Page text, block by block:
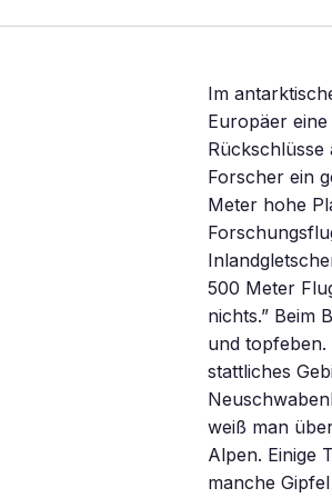
Im antarktischen Eis steckt ein Gebirge so groß wie die Alpen. Ab Herbst wollen Europäer eine Eiskernbohrung in der Antarktis niederbringen. Die Daten sollen Rückschlüsse auf das Erdklima ermöglichen. Bei den Vorbereitungen entdeckten Forscher ein gewaltiges Gebirge. In makellosem Weiß liegt es da, das eisige, rund 3000 Meter hohe Plateau von Dronning Maud Land in der Ost-antarktis. Das deutsche Forschungsflugzeug Polar 2 hat von der provisorischen Piste auf dem riesigen Inlandgletscher abgehoben. Pilot Andreas Knüppel bringt die Dornier DO 228-101 auf 500 Meter Flughöhe. „ Das hat doch was Unglaubliches: unten weiß, oben blau – sonst nichts.” Beim Blick aus der zweimotorigen Maschine wirkt Dronning Maud Land endlos – und topfeben. Ein Trugschluß. Denn der kilometerdicke Eispanzer verdeckt ein stattliches Gebirge. Die ersten Hinweise darauf erbrachte die deutsche Neuschwabenland-Expedition von 1938/39. Doch erst seit Mitte der neunziger Jahre weiß man über dessen Ausmaße wirklich Bescheid: Das Gebirge ist so groß wie die Alpen. Einige Täler dieser antarktischen Alpen reichen bis unter den Meeresspiegel, manche Gipfel steigen auf 3000 Meter über Normalnull. Der Jahrmillionen währende Schneefall hat das wilde Auf und Ab wie mit einem straff gespannten weißen Tuch zugedeckt. Einen Namen hat die im Eis begrabene Entdeckung noch nicht. Doch die Forscher des deutschen Alfred-Wegener-Instituts für Polar- und Meeresforschung (AWI) in Bremerhaven kennen „ihre Berge” mittlerweile ganz gut. Ein spezielles Eisradar macht’s möglich: Das elektromagnetische Reflexionsverfahren (EMR) – seit dem Südsommer 1994/95 erfolgreich im AWI-Einsatz – blickt problemlos 4000 Meter ins Eis hinein. Pilot Knüppel zieht kontinuierlich seine